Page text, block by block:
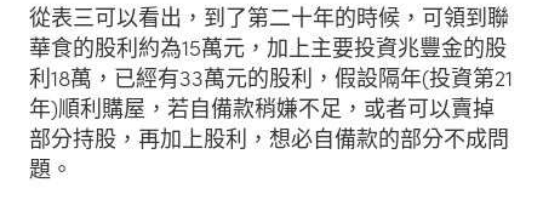
從表三可以看出，到了第二十年的時候，可領到聯
華食的股利約為15萬元，加上主要投資兆豐金的股
利18萬，已經有33萬元的股利，假設隔年(投資第21
年)順利購屋，若自備款稍嫌不足，或者可以賣掉
部分持股，再加上股利，想必自備款的部分不成問
題。